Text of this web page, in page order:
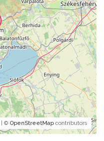
| © OpenStreetMap contributors